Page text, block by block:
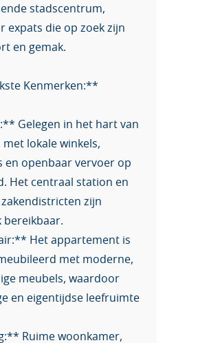
stadscentrum,
expats die op zoek zijn
en gemak.
Kenmerken:**
Gelegen in het hart van
met lokale winkels,
en openbaar vervoer op
Het centraal station en
zijn
bereikbaar.
Het appartement is
met moderne,
meubels, waardoor
en eigentijdse leefruimte
Ruime woonkamer,